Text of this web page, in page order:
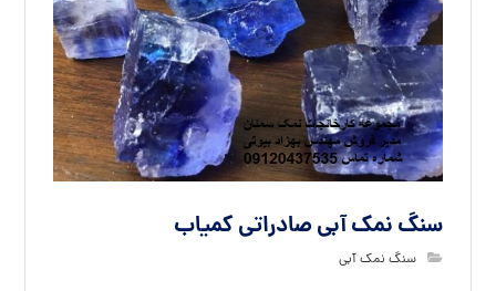
سنگ نمک آبی صادراتی کمیاب
سنگ نمک آبی